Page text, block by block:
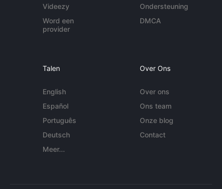
Videezy
Word een
provider
Ondersteuning
DMCA
Talen
English
Español
Português
Deutsch
Meer...
Over Ons
Over ons
Ons team
Onze blog
Contact